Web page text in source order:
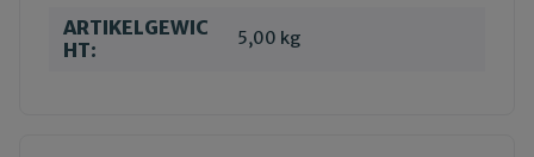
ARTIKELGEWIC
HT:
5,00 kg